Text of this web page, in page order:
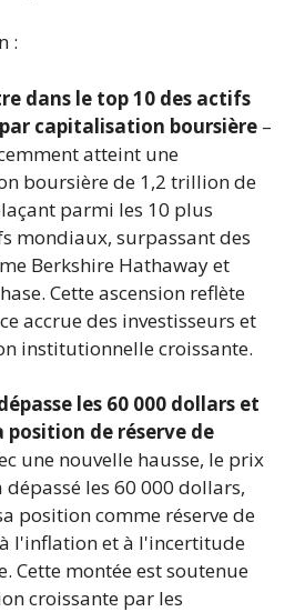
:
dans le top 10 des actifs
capitalisation boursière –
atteint une
boursière de 1,2 trillion de
parmi les 10 plus
mondiaux, surpassant des
Berkshire Hathaway et
Cette ascension reflète
accrue des investisseurs et
institutionnelle croissante.
les 60 000 dollars et
position de réserve de
une nouvelle hausse, le prix
les 60 000 dollars,
position comme réserve de
l'inflation et à l'incertitude
Cette montée est soutenue
croissante par les